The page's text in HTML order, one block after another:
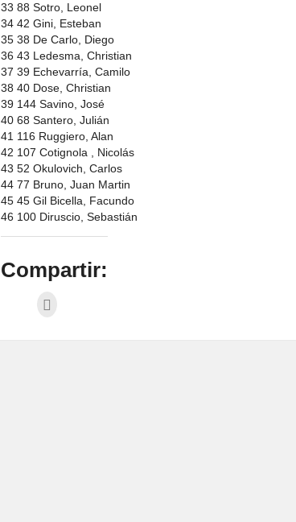
33 88 Sotro, Leonel
34 42 Gini, Esteban
35 38 De Carlo, Diego
36 43 Ledesma, Christian
37 39 Echevarría, Camilo
38 40 Dose, Christian
39 144 Savino, José
40 68 Santero, Julián
41 116 Ruggiero, Alan
42 107 Cotignola , Nicolás
43 52 Okulovich, Carlos
44 77 Bruno, Juan Martin
45 45 Gil Bicella, Facundo
46 100 Diruscio, Sebastián
Compartir: